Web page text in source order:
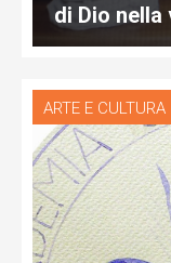
di Dio
ARTE E CULTURA